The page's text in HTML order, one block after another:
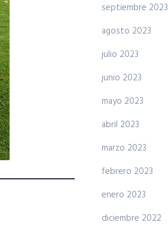
septiembre 2023
agosto 2023
julio 2023
junio 2023
mayo 2023
abril 2023
marzo 2023
febrero 2023
enero 2023
diciembre 2022